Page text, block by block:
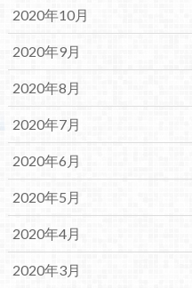
2020年10月
2020年9月
2020年8月
2020年7月
2020年6月
2020年5月
2020年4月
2020年3月